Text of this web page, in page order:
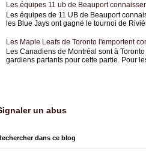
Les équipes 11 ub de Beauport
Les équipes de 11 UB de Beauport
les Blue Jays ont gagné le tournoi de
Les Maple Leafs de Toronto l'emportent
Les Canadiens de Montréal sont à
gardiens partants pour cette partie. Pour
un abus
dans ce blog